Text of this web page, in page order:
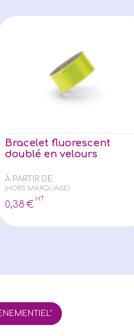
Bracelet fluorescent
doublé en velours
À PARTIR DE
(HORS MARQUAGE)
0,38 €
HT